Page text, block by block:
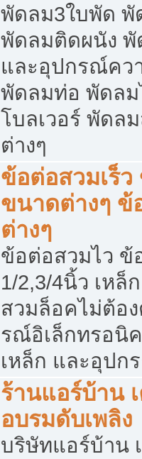
พัดลม3ใบพัด พั
พัดลมติดผนัง
และอุปกรณ์คว
พัดลมท่อ พัดลม
โบลเวอร์ พัดล
ต่างๆ
ข้อต่อสวมเร็
ขนาดต่างๆ ข้
ต่างๆ
ข้อต่อสวมไว ข้
1/2,3/4นิ้ว เหล็
สวมล็อคไม่ต้อ
รณ์อิเล็กทรอนิ
เหล็ก และอุปก
ร้านแอร์บ้าน
อบรมดับเพลิง
บริษัทแอร์บ้าน